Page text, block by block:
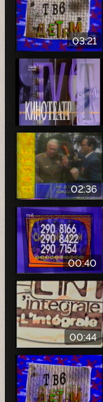
03:21
02:36
00:40
00:44